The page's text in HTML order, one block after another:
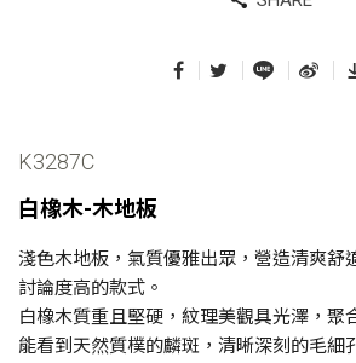
K3287C
白橡木-木地板
淺色木地板，氣質優雅出眾，營造清爽舒
討論度高的款式。
白橡木質重且堅硬，紋理美觀具光澤，聚
能看到天然質樸的麟斑，清晰深刻的毛細